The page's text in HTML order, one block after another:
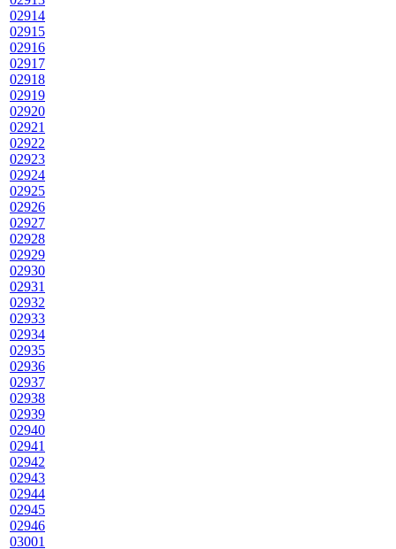
02914
02915
02916
02917
02918
02919
02920
02921
02922
02923
02924
02925
02926
02927
02928
02929
02930
02931
02932
02933
02934
02935
02936
02937
02938
02939
02940
02941
02942
02943
02944
02945
02946
03001